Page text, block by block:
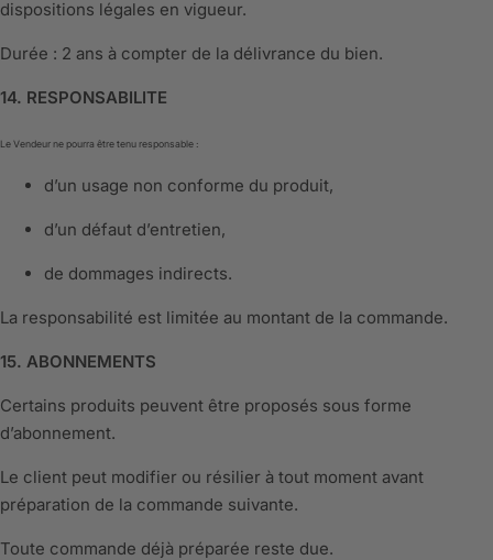
dispositions légales en vigueur.
Durée : 2 ans à compter de la délivrance du bien.
14. RESPONSABILITE
Le Vendeur ne pourra être tenu responsable :
d’un usage non conforme du produit,
d’un défaut d’entretien,
de dommages indirects.
La responsabilité est limitée au montant de la commande.
15. ABONNEMENTS
Certains produits peuvent être proposés sous forme
d’abonnement.
Le client peut modifier ou résilier à tout moment avant
préparation de la commande suivante.
Toute commande déjà préparée reste due.